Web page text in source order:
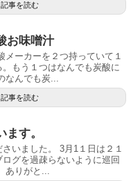
記事を読む
お味噌汁
メーカーを２つ持っていて１
もう１つはなんでも炭酸に
なんでも炭...
記事を読む
す。
いました。 3月1１日は２１
グを過疎らないように巡回
ありがと...